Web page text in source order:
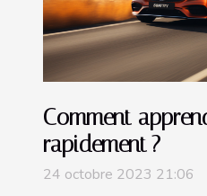
Comment
rapidement ?
24 octobre 2023 21:06